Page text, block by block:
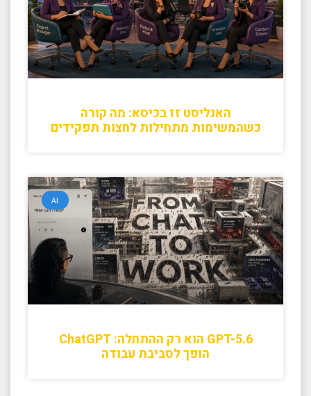
האנליסט זז בכיסא: מה קורה
כשהמשימות מתחילות לחצות תפקידים
AI
GPT-5.6 הוא רק ההתחלה: ChatGPT
הופך לסביבת עבודה